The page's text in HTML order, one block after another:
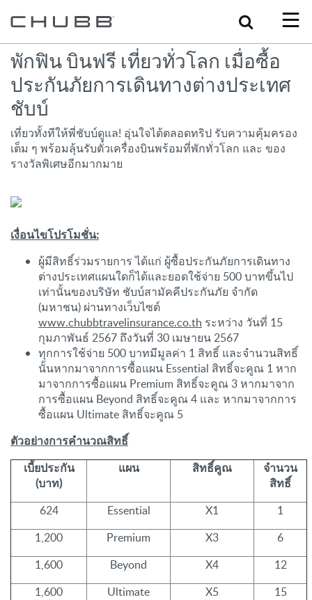
Search
พักฟิน บินฟรี เที่ยวทั่วโลก เมื่อซื้อ
ประกันภัยการเดินทางต่างประเทศ
ชับบ์
เที่ยวทั้งทีให้พี่ชับบ์ดูแล! อุ่นใจได้ตลอดทริป รับความคุ้มครอง
เต็ม ๆ พร้อมลุ้นรับตั๋วเครื่องบินพร้อมที่พักทั่วโลก และ ของ
รางวัลพิเศษอีกมากมาย
เงื่อนไขโปรโมชั่น:
ผู้มีสิทธิ์ร่วมรายการ ได้แก่ ผู้ซื้อประกันภัยการเดินทาง
ต่างประเทศแผนใดก็ได้และยอดใช้จ่าย 500 บาทขึ้นไป
เท่านั้นของบริษัท ชับบ์สามัคคีประกันภัย จำกัด
(มหาชน) ผ่านทางเว็บไซต์
www.chubbtravelinsurance.co.th ระหว่าง วันที่ 15
กุมภาพันธ์ 2567 ถึงวันที่ 30 เมษายน 2567
ทุกการใช้จ่าย 500 บาทมีมูลค่า 1 สิทธิ์ และจำนวนสิทธิ์
นั้นหากมาจากการซื้อแผน Essential สิทธิ์จะคูณ 1 หาก
มาจากการซื้อแผน Premium สิทธิ์จะคูณ 3 หากมาจาก
การซื้อแผน Beyond สิทธิ์จะคูณ 4 และ หากมาจากการ
ซื้อแผน Ultimate สิทธิ์จะคูณ 5
ตัวอย่างการคำนวณสิทธิ์
เบี้ยประกัน
(บาท)
แผน สิทธิ์คูณ
จำนวน
สิทธิ์
624
Essential X1
1
1,200
Premium X3
6
1,600
Beyond X4
12
1,600
Ultimate X5 15